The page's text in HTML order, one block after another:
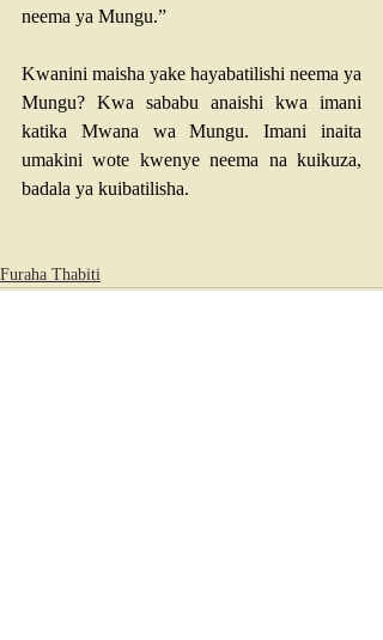
neema ya Mungu.”
Kwanini maisha yake hayabatilishi neema ya
Mungu? Kwa sababu anaishi kwa imani
katika Mwana wa Mungu. Imani inaita
umakini wote kwenye neema na kuikuza,
badala ya kuibatilisha.
Furaha Thabiti